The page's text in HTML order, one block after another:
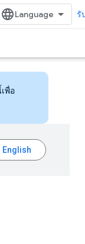
รั
พื่อ